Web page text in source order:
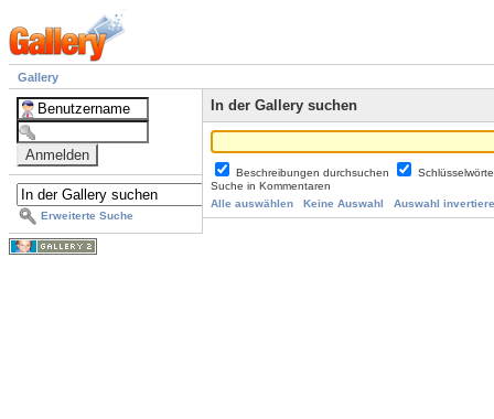
Gallery
Erweiterte Suche
In der Gallery suchen
Beschreibungen durchsuchen
Suche in Kommentaren
Alle auswählen
Keine Auswahl Auswahl